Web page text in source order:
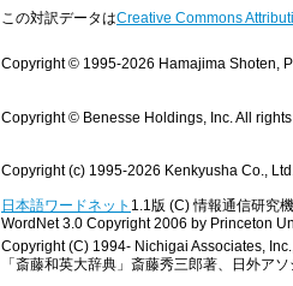
この対訳データはCreative Commons
Copyright © 1995-2026 Hamajima Shoten,
Copyright © Benesse Holdings, Inc. All
Copyright (c) 1995-2026 Kenkyusha Co.,
日本語ワードネット 1.1版 (C) 情報通信研究
WordNet 3.0 Copyright 2006 by Princeton
Copyright (C) 1994- Nichigai Associates,
「斎藤和英大辞典」斎藤秀三郎著、日外ア